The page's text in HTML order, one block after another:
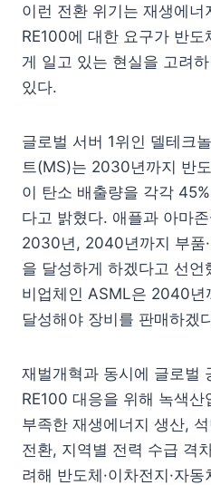
이런 전환 위기는 재생에
RE100에 대한 요구가 반
게 일고 있는 현실을 고려
있다.
글로벌 서버 1위인 델테크
트(MS)는 2030년까지 반
이 탄소 배출량을 각각
다고 밝혔다. 애플과 아마
2030년, 2040년까지 부품
을 달성하게 하겠다고 선
비업체인 ASML은 2040년
달성해야 장비를 판매하겠
재벌개혁과 동시에 글로벌
RE100 대응을 위해 녹색
부족한 재생에너지 생산,
전환, 지역별 전력 수급 격
려해 반도체·이차전지·자